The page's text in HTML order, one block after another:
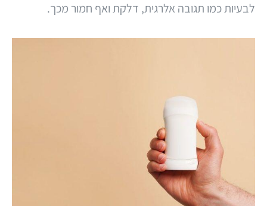
לבעיות כמו תגובה אלרגית, דלקת ואף חמור מכך.